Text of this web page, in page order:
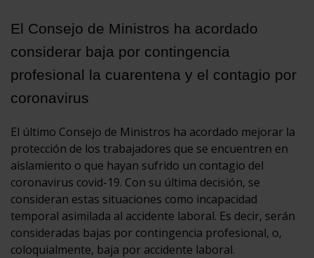
El Consejo de Ministros ha acordado
considerar baja por contingencia
profesional la cuarentena y el contagio por
coronavirus
El último Consejo de Ministros ha acordado mejorar la
protección de los trabajadores que se encuentren en
aislamiento o que hayan sufrido un contagio del
coronavirus covid-19. Con su última decisión, se
consideran estas situaciones como incapacidad
temporal asimilada al accidente laboral. Es decir, serán
consideradas bajas por contingencia profesional, o,
coloquialmente, baja por accidente laboral.